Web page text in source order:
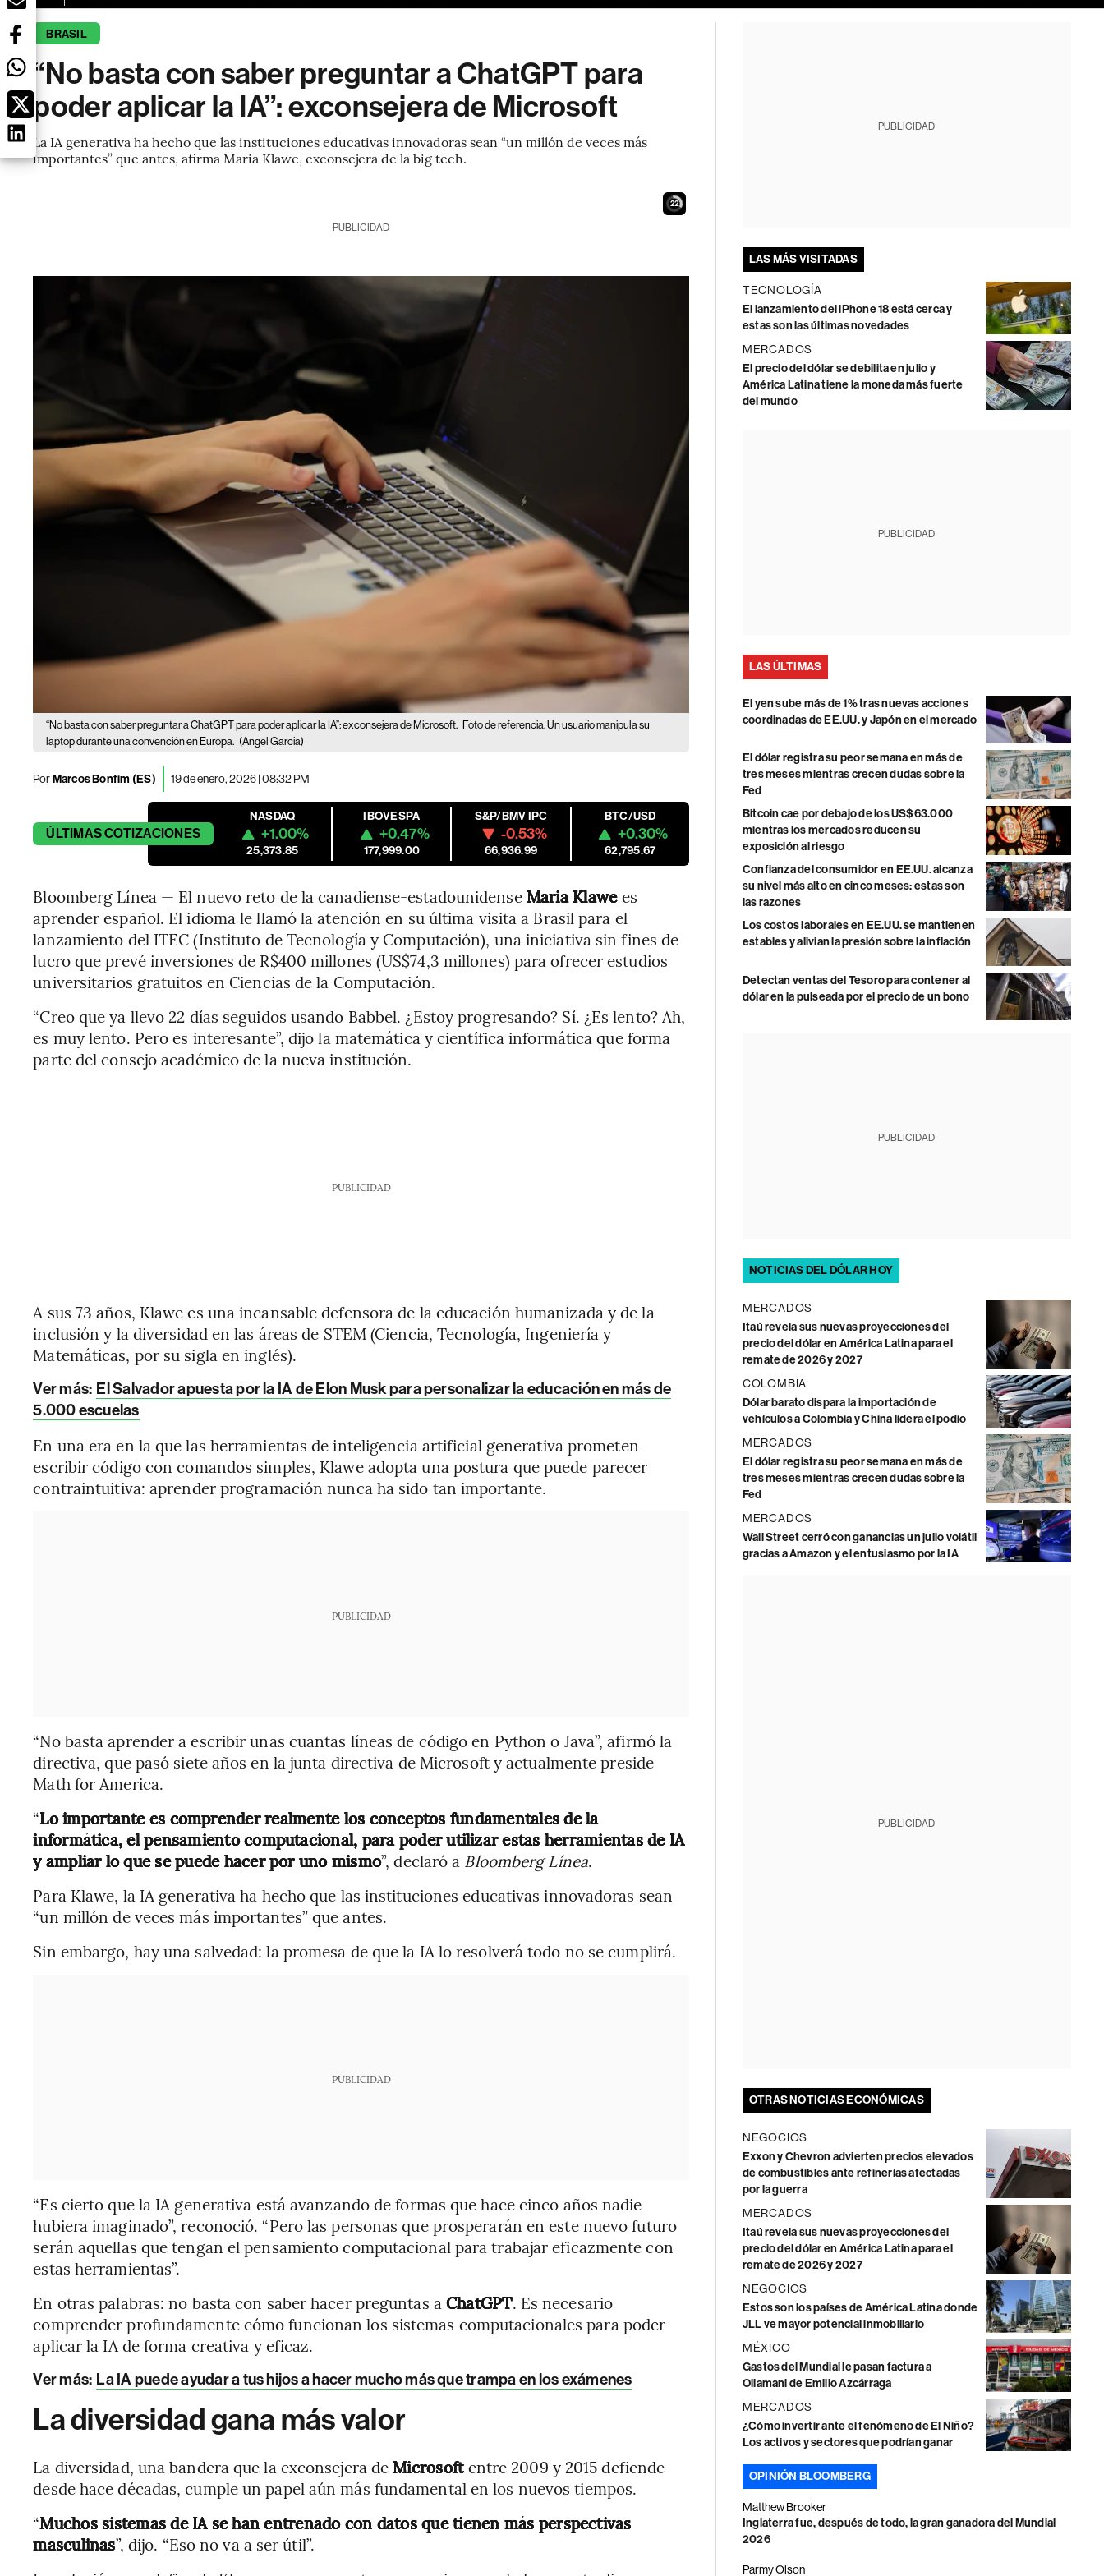
BRASIL
“No basta con saber preguntar a ChatGPT para
poder aplicar la IA”: exconsejera de Microsoft
La IA generativa ha hecho que las instituciones educativas innovadoras sean “un millón de veces más
importantes” que antes, afirma Maria Klawe, exconsejera de la big tech.
21
PUBLICIDAD
“No basta con saber preguntar a ChatGPT para poder aplicar la IA”: exconsejera de Microsoft. Foto de referencia. Un usuario manipula su
laptop durante una convención en Europa. (Angel Garcia)
PorMarcos Bonfim (ES) 19 de enero, 2026 | 08:32 PM
ÚLTIMASCOTIZACIONES
NASDAQ
+1.00%
25,373.85
IBOVESPA
+0.47%
177,999.00
S&P/BMV IPC
-0.53%
66,936.99
BTC/USD
+0.30%
62,795.67
Bloomberg Línea — El nuevo reto de la canadiense-estadounidenseMaria Klawees
aprender español. El idioma le llamó la atención en su última visita a Brasil para el
lanzamiento del ITEC (Instituto de Tecnología y Computación), una iniciativa sin fines de
lucro que prevé inversiones de R$400 millones (US$74,3 millones) para ofrecer estudios
universitarios gratuitos en Ciencias de la Computación.
“Creo que ya llevo 22 días seguidos usando Babbel. ¿Estoy progresando? Sí. ¿Es lento? Ah,
es muy lento. Pero es interesante”, dijo la matemática y científica informática que forma
parte del consejo académico de la nueva institución.
PUBLICIDAD
A sus 73 años, Klawe es una incansable defensora de la educación humanizada y de la
inclusión y la diversidad en las áreas de STEM (Ciencia, Tecnología, Ingeniería y
Matemáticas, por su sigla en inglés).
Ver más: El Salvador apuesta por la IA de Elon Musk para personalizar la educación en más de
5.000 escuelas
En una era en la que las herramientas de inteligencia artificial generativa prometen
escribir código con comandos simples, Klawe adopta una postura que puede parecer
contraintuitiva: aprender programación nunca ha sido tan importante.
PUBLICIDAD
“No basta aprender a escribir unas cuantas líneas de código en Python o Java”, afirmó la
directiva, que pasó siete años en la junta directiva de Microsoft y actualmente preside
Math for America.
“Lo importante es comprender realmente los conceptos fundamentales de la
informática, el pensamiento computacional, para poder utilizar estas herramientas de IA
y ampliar lo que se puede hacer por uno mismo”, declaró a Bloomberg Línea.
Para Klawe, la IA generativa ha hecho que las instituciones educativas innovadoras sean
“un millón de veces más importantes” que antes.
Sin embargo, hay una salvedad: la promesa de que la IA lo resolverá todo no se cumplirá.
PUBLICIDAD
“Es cierto que la IA generativa está avanzando de formas que hace cinco años nadie
hubiera imaginado”, reconoció. “Pero las personas que prosperarán en este nuevo futuro
serán aquellas que tengan el pensamiento computacional para trabajar eficazmente con
estas herramientas”.
En otras palabras: no basta con saber hacer preguntas a ChatGPT. Es necesario
comprender profundamente cómo funcionan los sistemas computacionales para poder
aplicar la IA de forma creativa y eficaz.
Ver más: La IA puede ayudar a tus hijos a hacer mucho más que trampa en los exámenes
La diversidad gana más valor
La diversidad, una bandera que la exconsejera deMicrosoftentre 2009 y 2015 defiende
desde hace décadas, cumple un papel aún más fundamental en los nuevos tiempos.
“Muchos sistemas de IA se han entrenado con datos que tienen más perspectivas
masculinas”, dijo. “Eso no va a ser útil”.
PUBLICIDAD
LAS MÁS VISITADAS
TECNOLOGÍA
El lanzamiento del iPhone 18 está cerca y
estas son las últimas novedades
MERCADOS
El precio del dólar se debilita en julio y
América Latina tiene la moneda más fuerte
del mundo
PUBLICIDAD
LAS ÚLTIMAS
El yen sube más de 1% tras nuevas acciones
coordinadas de EE.UU. y Japón en el mercado
El dólar registra su peor semana en más de
tres meses mientras crecen dudas sobre la
Fed
Bitcoin cae por debajo de los US$63.000
mientras los mercados reducen su
exposición al riesgo
Confianza del consumidor en EE.UU. alcanza
su nivel más alto en cinco meses: estas son
las razones
Los costos laborales en EE.UU. se mantienen
estables y alivian la presión sobre la inflación
Detectan ventas del Tesoro para contener al
dólar en la pulseada por el precio de un bono
PUBLICIDAD
NOTICIAS DEL DÓLAR HOY
MERCADOS
Itaú revela sus nuevas proyecciones del
precio del dólar en América Latina para el
remate de 2026 y 2027
COLOMBIA
Dólar barato dispara la importación de
vehículos a Colombia y China lidera el podio
MERCADOS
El dólar registra su peor semana en más de
tres meses mientras crecen dudas sobre la
Fed
MERCADOS
Wall Street cerró con ganancias un julio volátil
gracias a Amazon y el entusiasmo por la IA
PUBLICIDAD
OTRAS NOTICIAS ECONÓMICAS
NEGOCIOS
Exxon y Chevron advierten precios elevados
de combustibles ante refinerías afectadas
por la guerra
MERCADOS
Itaú revela sus nuevas proyecciones del
precio del dólar en América Latina para el
remate de 2026 y 2027
NEGOCIOS
Estos son los países de América Latina donde
JLL ve mayor potencial inmobiliario
MÉXICO
Gastos del Mundial le pasan factura a
Ollamani de Emilio Azcárraga
MERCADOS
¿Cómo invertir ante el fenómeno de El Niño?
Los activos y sectores que podrían ganar
OPINIÓN BLOOMBERG
Matthew Brooker
Inglaterra fue, después de todo, la gran ganadora del Mundial
2026
Parmy Olson